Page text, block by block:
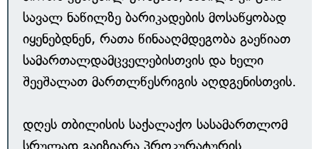
სავალ ნაწილზე ბარიკადების მოსაწყობად
იყენებდნენ, რათა წინააღმდეგობა გაეწიათ
სამართალდამცველებისთვის და ხელი
შეეშალათ მართლწესრიგის აღდგენისთვის.
დღეს თბილისის საქალაქო სასამართლომ